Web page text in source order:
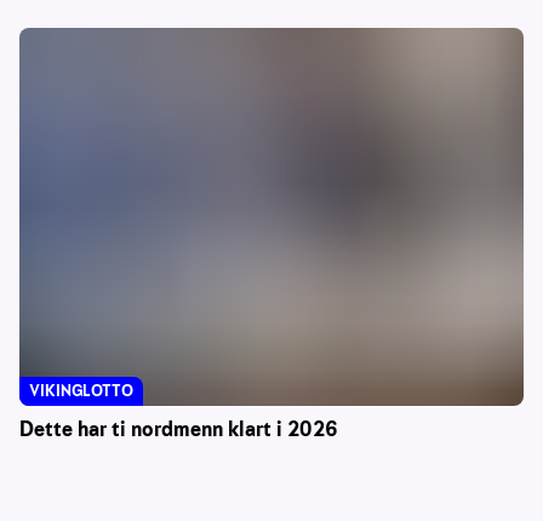
Dette har ti nordmenn klart i 2026
VIKINGLOTTO